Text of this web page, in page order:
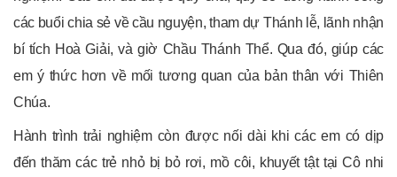
các buổi chia sẻ về cầu nguyện, tham dự Thánh lễ, lãnh nhận
bí tích Hoà Giải, và giờ Chầu Thánh Thể. Qua đó, giúp các
em ý thức hơn về mối tương quan của bản thân với Thiên
Chúa.
Hành trình trải nghiệm còn được nối dài khi các em có dịp
đến thăm các trẻ nhỏ bị bỏ rơi, mồ côi, khuyết tật tại Cô nhi